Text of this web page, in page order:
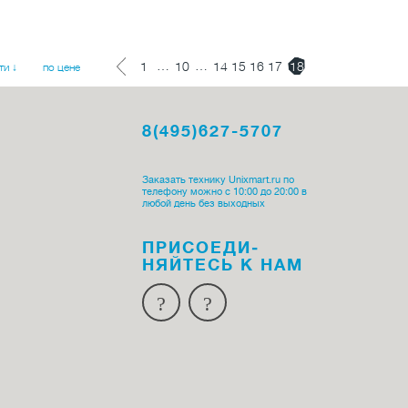
1 10 14 15 16 17 18
↓ по цене
8(495)627-5707
Заказать технику Unixmart.ru по
телефону можно с 10:00 до 20:00 в
любой день без выходных
ПРИСОЕДИ­
НЯЙТЕСЬ К НАМ